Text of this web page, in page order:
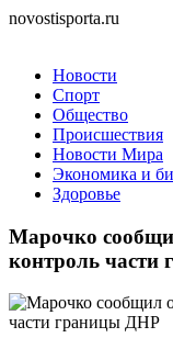
novostisporta.ru
Новости
Спорт
Общество
Происшествия
Новости Мира
Экономика и
Здоровье
Марочко
контроль